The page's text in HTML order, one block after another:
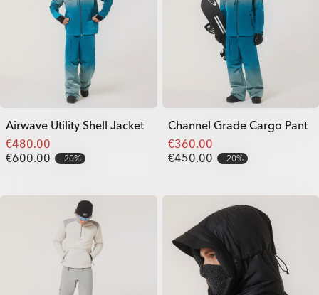
Airwave Utility Shell Jacket
€480.00
€600.00
20%
Channel Grade Cargo Pant
€360.00
€450.00
20%